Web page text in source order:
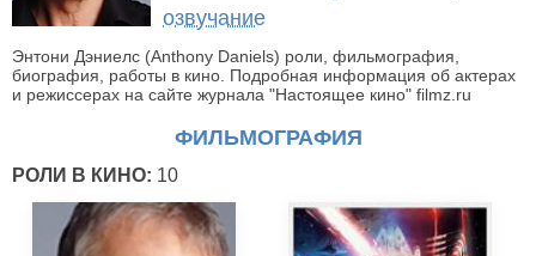
озвучание
Энтони Дэниелс (Anthony Daniels) роли, фильмография,
биография, работы в кино. Подробная информация об актерах
и режиссерах на сайте журнала "Настоящее кино" filmz.ru
ФИЛЬМОГРАФИЯ
РОЛИ В КИНО: 10